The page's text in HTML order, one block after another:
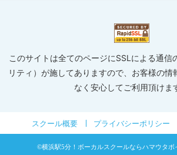
このサイトは全てのページにSSLによる通信
リティ）が施してありますので、お客様の情
なく安心してご利用頂けま
スクール概要 プライバシーポリシー
©横浜駅5分！ボーカルスクールならハマウタボ